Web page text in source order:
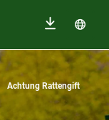
Achtung Rattengift